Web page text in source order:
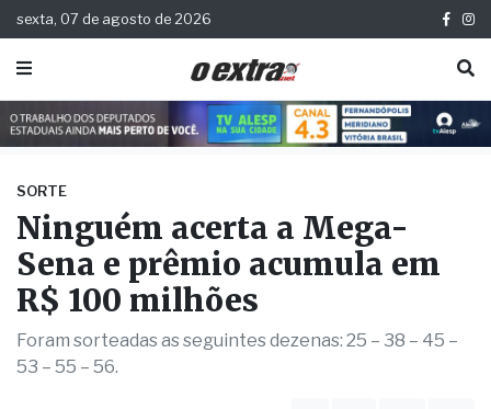
sexta, 07 de agosto de 2026
SORTE
Ninguém acerta a Mega-
Sena e prêmio acumula em
R$ 100 milhões
Foram sorteadas as seguintes dezenas: 25 – 38 – 45 –
53 – 55 – 56.